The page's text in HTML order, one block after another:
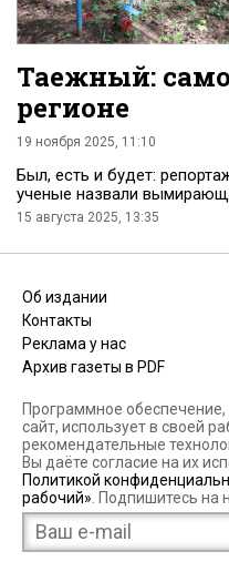
Таежный:
регионе
19 ноября 2025, 11:10
Был, есть и будет:
ученые назвали
15 августа 2025, 13:35
Об издании
Контакты
Реклама у нас
Архив газеты в PDF
Программное
сайт, использует в своей
рекомендательные
Вы даёте согласие на их
Политикой
рабочий» . Подпишитесь на